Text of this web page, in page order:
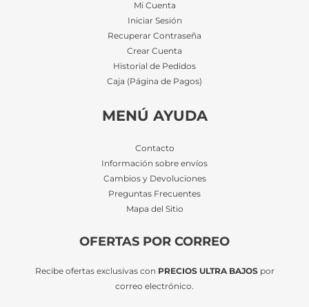
Mi Cuenta
Iniciar Sesión
Recuperar Contraseña
Crear Cuenta
Historial de Pedidos
Caja (Página de Pagos)
MENÚ AYUDA
Contacto
Información sobre envíos
Cambios y Devoluciones
Preguntas Frecuentes
Mapa del Sitio
OFERTAS POR CORREO
Recibe ofertas exclusivas con PRECIOS ULTRA BAJOSpor
correo electrónico.